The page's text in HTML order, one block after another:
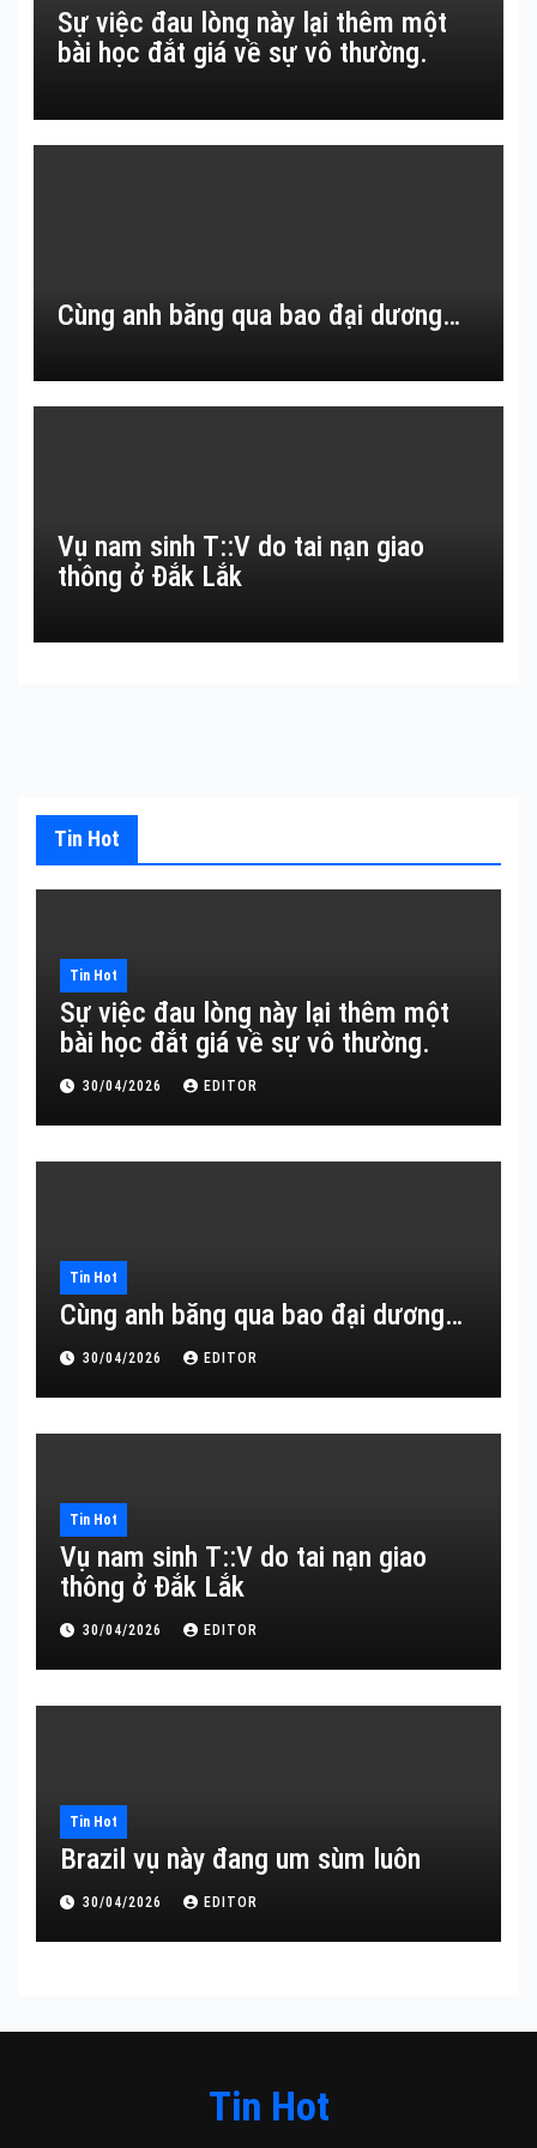
Sự việc đau lòng này lại thêm một
bài học đắt giá về sự vô thường.
Cùng anh băng qua bao đại dương…
Vụ nam sinh T::V do tai nạn giao
thông ở Đắk Lắk
Tin Hot
Tin Hot
Sự việc đau lòng này lại thêm một
bài học đắt giá về sự vô thường.
30/04/2026 EDITOR
Tin Hot
Cùng anh băng qua bao đại dương…
30/04/2026 EDITOR
Tin Hot
Vụ nam sinh T::V do tai nạn giao
thông ở Đắk Lắk
30/04/2026 EDITOR
Tin Hot
Brazil vụ này đang um sùm luôn
30/04/2026 EDITOR
Tin Hot